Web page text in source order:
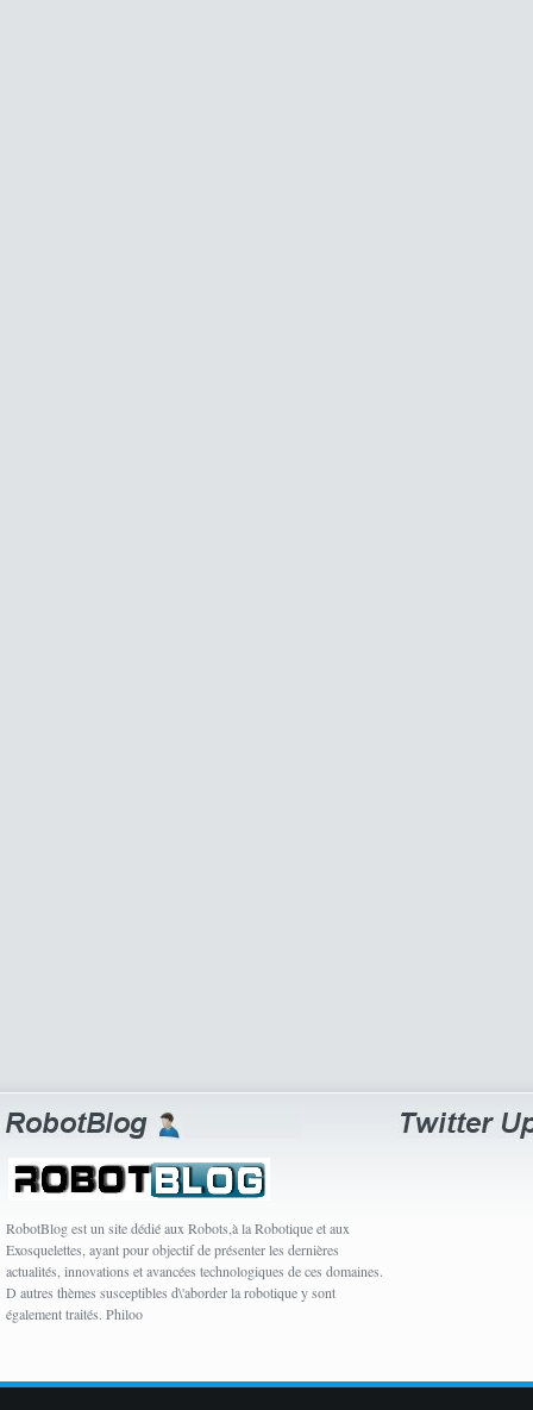
RobotBlog est un site dédié aux Robots,à la Robotique et aux
Exosquelettes, ayant pour objectif de présenter les dernières
actualités, innovations et avancées technologiques de ces domaines.
D autres thèmes susceptibles d\'aborder la robotique y sont
également traités. Philoo